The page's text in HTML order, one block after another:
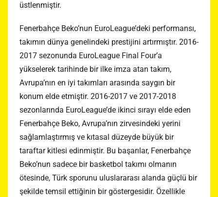
üstlenmiştir.
Fenerbahçe Beko’nun EuroLeague’deki performansı,
takımın dünya genelindeki prestijini artırmıştır. 2016-
2017 sezonunda EuroLeague Final Four’a
yükselerek tarihinde bir ilke imza atan takım,
Avrupa’nın en iyi takımları arasında saygın bir
konum elde etmiştir. 2016-2017 ve 2017-2018
sezonlarında EuroLeague’de ikinci sırayı elde eden
Fenerbahçe Beko, Avrupa’nın zirvesindeki yerini
sağlamlaştırmış ve kıtasal düzeyde büyük bir
taraftar kitlesi edinmiştir. Bu başarılar, Fenerbahçe
Beko’nun sadece bir basketbol takımı olmanın
ötesinde, Türk sporunu uluslararası alanda güçlü bir
şekilde temsil ettiğinin bir göstergesidir. Özellikle